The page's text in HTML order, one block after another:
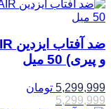
و پیری) 50 میل
5,299,999 تومان
5,299,999